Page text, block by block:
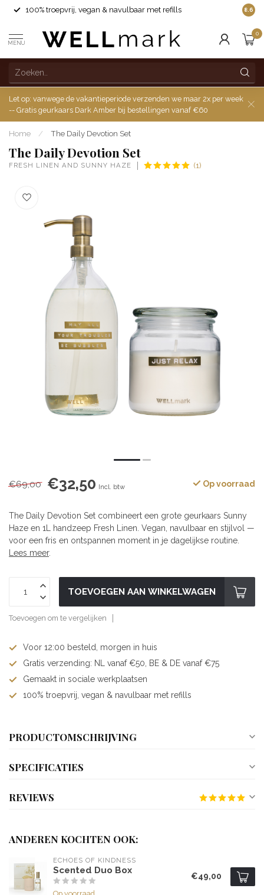
100% troepvrij, vegan & navulbaar met refills 8.6
MENU
0
Let op: vanwege de vakantieperiode verzenden we maar 2x per week
-- Gratis geurkaars Dark Amber bij bestellingen vanaf €60
Home / The Daily Devotion Set
The Daily Devotion Set
FRESH LINEN AND SUNNY HAZE (1)
€69,00 €32,50 Incl. btw Op voorraad
The Daily Devotion Set combineert een grote geurkaars Sunny
Haze en 1L handzeep Fresh Linen. Vegan, navulbaar en stijlvol —
voor een fris en ontspannen moment in je dagelijkse routine.
Lees meer.
TOEVOEGEN AAN WINKELWAGEN
Toevoegen om te vergelijken
Voor 12:00 besteld, morgen in huis
Gratis verzending: NL vanaf €50, BE & DE vanaf €75
Gemaakt in sociale werkplaatsen
100% troepvrij, vegan & navulbaar met refills
PRODUCTOMSCHRIJVING
SPECIFICATIES
REVIEWS
ANDEREN KOCHTEN OOK:
ECHOES OF KINDNESS
Scented Duo Box
€49,00